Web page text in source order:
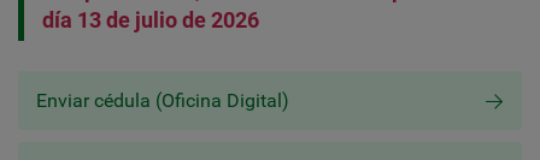
día 13 de julio de 2026
Enviar cédula (Oficina Digital)